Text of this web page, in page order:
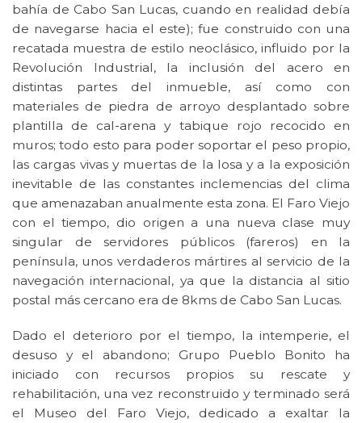
bahía de Cabo San Lucas, cuando en realidad debía
de navegarse hacia el este); fue construido con una
recatada muestra de estilo neoclásico, influido por la
Revolución Industrial, la inclusión del acero en
distintas partes del inmueble, así como con
materiales de piedra de arroyo desplantado sobre
plantilla de cal-arena y tabique rojo recocido en
muros; todo esto para poder soportar el peso propio,
las cargas vivas y muertas de la losa y a la exposición
inevitable de las constantes inclemencias del clima
que amenazaban anualmente esta zona. El Faro Viejo
con el tiempo, dio origen a una nueva clase muy
singular de servidores públicos (fareros) en la
península, unos verdaderos mártires al servicio de la
navegación internacional, ya que la distancia al sitio
postal más cercano era de 8kms de Cabo San Lucas.
Dado el deterioro por el tiempo, la intemperie, el
desuso y el abandono; Grupo Pueblo Bonito ha
iniciado con recursos propios su rescate y
rehabilitación, una vez reconstruido y terminado será
el Museo del Faro Viejo, dedicado a exaltar la